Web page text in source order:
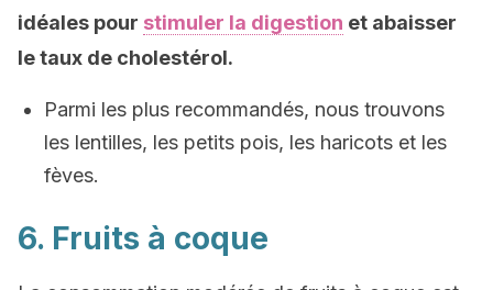
idéales pour stimuler la digestion et abaisser
le taux de cholestérol.
Parmi les plus recommandés, nous trouvons
les lentilles, les petits pois, les haricots et les
fèves.
6. Fruits à coque